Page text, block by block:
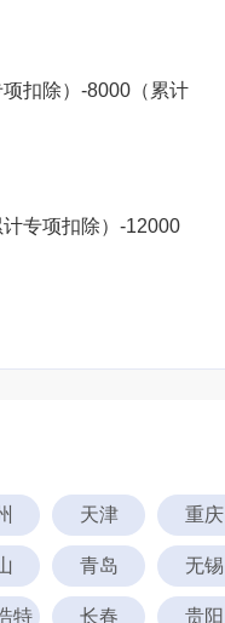
扣除）-8000（累计
专项扣除）-12000
天津 重庆
青岛 无锡
特 长春 贵阳